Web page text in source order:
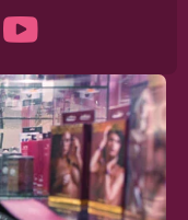
vrácení zboží